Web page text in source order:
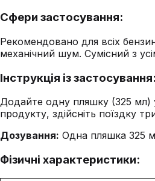
Сфери застосування:
Рекомендовано для всіх
механічний шум. Сумісний з
Інструкція із застосування:
Додайте одну пляшку (325 мл)
продукту, здійсніть поїздку
Дозування: Одна пляшка 325
Фізичні характеристики: